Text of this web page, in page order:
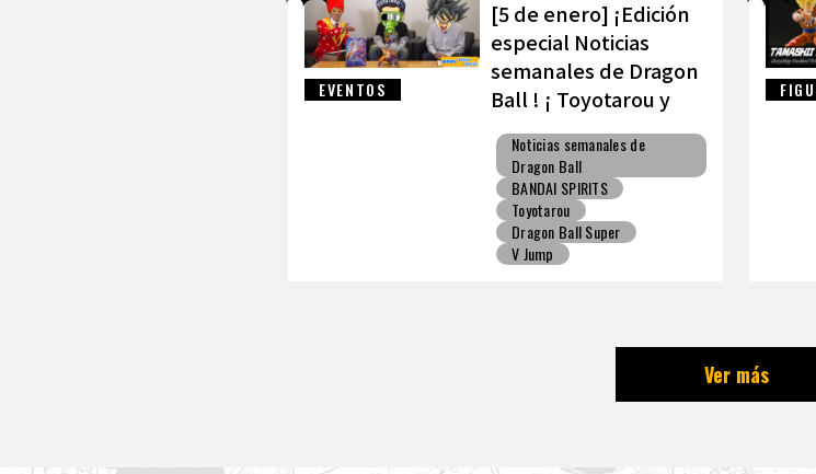
EVENTOS
[5 de enero] ¡Edición
especial Noticias
semanales de Dragon
Ball ! ¡ Toyotarou y
VAROQ hablan sobre
la figura definitiva de
Kamehameha padre-
hijo!
Noticias semanales de
Dragon Ball
BANDAI SPIRITS
Toyotarou
Dragon Ball Super
V Jump
Ver más